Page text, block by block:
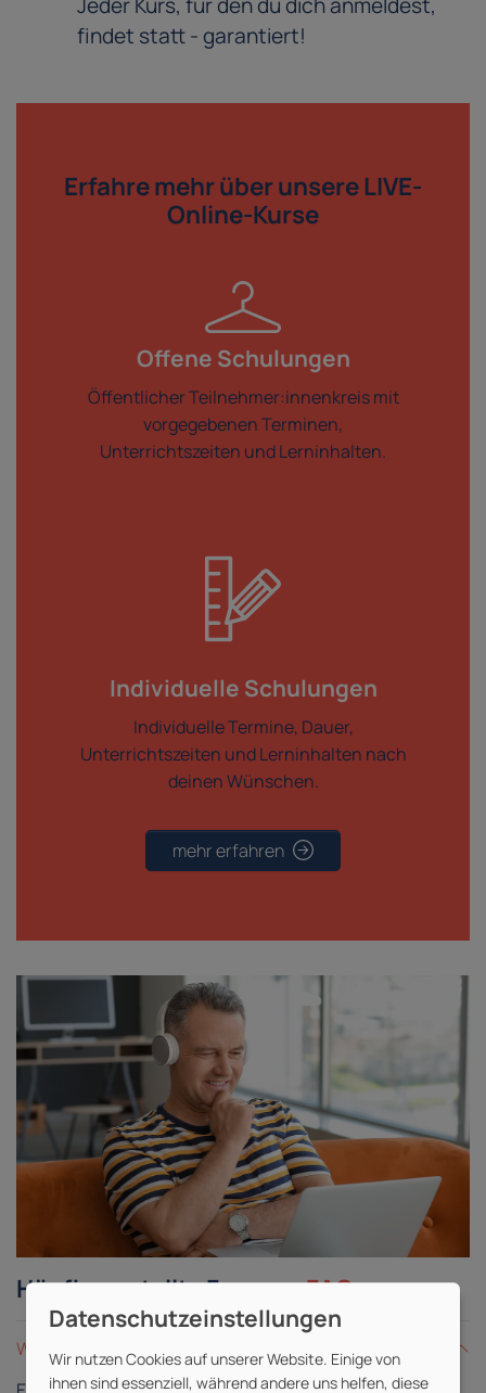
findet statt - garantiert!
Erfahre mehr überunsere LIVE-
Online-Kurse
Offene Schulungen
Öffentlicher Teilnehmer:innenkreis mit
vorgegebenen Terminen,
Unterrichtszeiten und Lerninhalten.
Individuelle Schulungen
Individuelle Termine, Dauer,
Unterrichtszeiten und Lerninhalten nach
deinen Wünschen.
mehr erfahren
Häufig gestellte Fragen -FAQ
Was ist eine Live-Online-Schulung?
Wir nutzen Cookies auf unserer Website. Einige von
ihnen sind essenziell, während andere uns helfen, diese